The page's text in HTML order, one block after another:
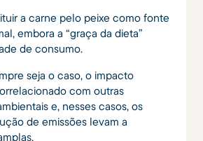
a carne pelo peixe como fonte
embora a “graça da dieta”
de consumo.
seja o caso, o impacto
com outras
e, nesses casos, os
de emissões levam a